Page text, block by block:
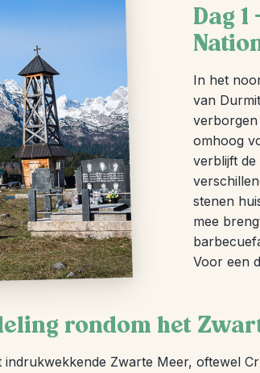
Dag
In het
van
verborgen
omhoog
verblijft de
stenen
mee
Voor een
rondom het
Zwarte Meer, oftewel